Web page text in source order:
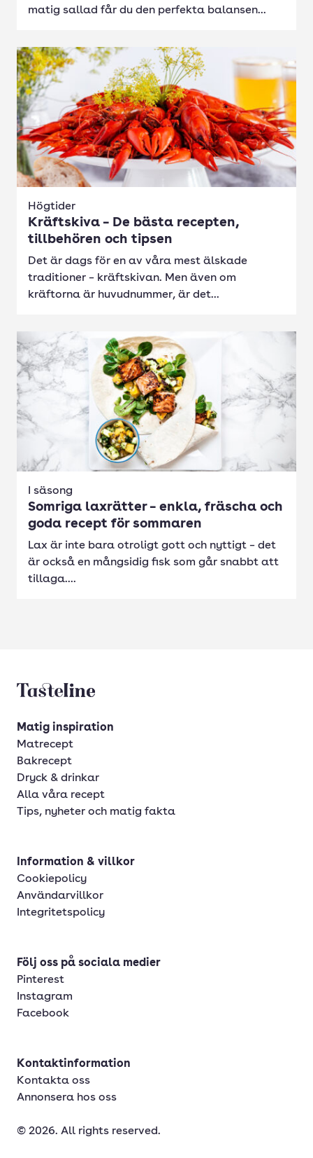
matig sallad får du den perfekta balansen...
Högtider
Kräftskiva – De bästa recepten,
tillbehören och tipsen
Det är dags för en av våra mest älskade
traditioner – kräftskivan. Men även om
kräftorna är huvudnummer, är det...
I säsong
Somriga laxrätter – enkla, fräscha och
goda recept för sommaren
Lax är inte bara otroligt gott och nyttigt – det
är också en mångsidig fisk som går snabbt att
tillaga....
Tasteline startsida
Matig inspiration
Matrecept
Bakrecept
Dryck & drinkar
Alla våra recept
Tips, nyheter och matig fakta
Information & villkor
Cookiepolicy
Användarvillkor
Integritetspolicy
Följ oss på sociala medier
Pinterest
Instagram
Facebook
Kontaktinformation
Kontakta oss
Annonsera hos oss
© 2026. All rights reserved.